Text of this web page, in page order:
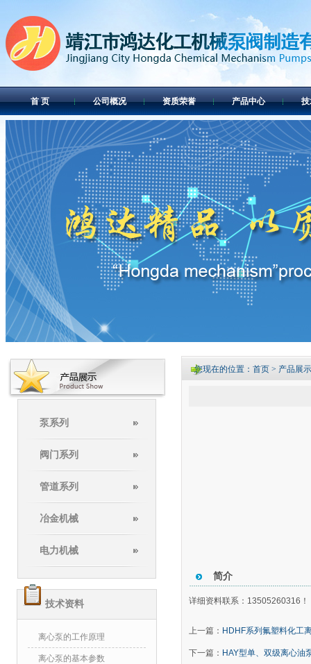
首 页 公司概况 资质荣誉 产品中心 技
泵系列
阀门系列
管道系列
冶金机械
电力机械
技术资料
离心泵的工作原理
离心泵的基本参数
您现在的位置：首页 > 产品展
简介
详细资料联系：13505260316！
上一篇： HDHF系列氟塑料化工
下一篇： HAY型单、双级离心油